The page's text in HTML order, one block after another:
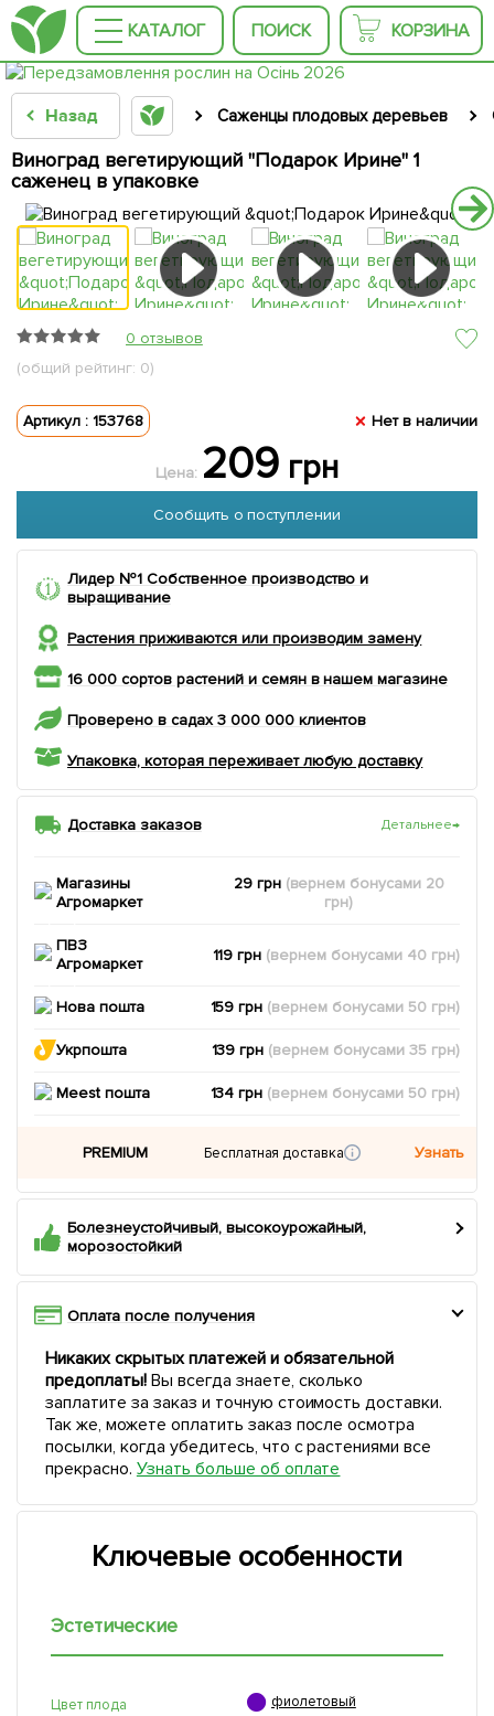
КАТАЛОГ ПОИСК КОРЗИНА
Назад Саженцы плодовых деревьев
Виноград вегетирующий "Подарок Ирине" 1
саженец в упаковке
0 отзывов
(общий рейтинг: 0)
Артикул : 153768 Нет в наличии
Цена: 209грн
Сообщить о поступлении
Лидер №1 Собственное производство и
выращивание
Растения приживаются или производим замену
16 000 сортов растений и семян в нашем магазине
Проверено в садах 3 000 000 клиентов
Упаковка, которая переживает любую доставку
Доставка заказов Детальнее→
Магазины
Агромаркет
29 грн (вернем бонусами 20
грн)
ПВЗ
Агромаркет
119 грн (вернем бонусами 40 грн)
Нова пошта 159 грн (вернем бонусами 50 грн)
Укрпошта 139 грн (вернем бонусами35 грн)
Meest пошта 134 грн (вернем бонусами 50 грн)
PREMIUM Бесплатная доставка Узнать
Болезнеустойчивый, высокоурожайный,
морозостойкий
Оплата после получения
Никаких скрытых платежей и обязательной
предоплаты!Вы всегда знаете, сколько
заплатите за заказ и точную стоимость доставки.
Так же, можете оплатить заказ после осмотра
посылки, когда убедитесь, что с растениями все
прекрасно. Узнать больше об оплате
Ключевые особенности
Эстетические
Цвет плода  фиолетовый